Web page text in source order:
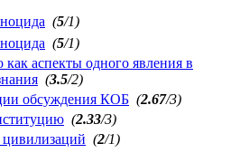
(5/1)
(5/1)
аспекты одного явления в
(3.5/2)
обсуждения КОБ (2.67/3)
(2.33/3)
цивилизаций (2/1)